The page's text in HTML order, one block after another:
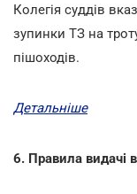
Колегія суддів
зупинки ТЗ на
пішоходів.
Детальніше
6. Правила видачі